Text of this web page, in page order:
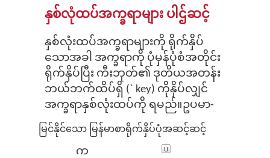
နှစ်လုံထပ်အက္ခရာများ ပါဌ်ဆင့်
နှစ်လုံးထပ်အက္ခရာများကို ရိုက်နှိပ်
သောအခါ အက္ခရာကို ပုံမှန်ပုံစံအတိုင်း
ရိုက်နှိပ်ပြီး ကီးဘုတ်၏ ဒုတိယအတန်း
ဘယ်ဘက်ထိပ်ရှိ (` key) ကိုနှိပ်လျှင်
အက္ခရာနှစ်လုံးထပ်ကို ရမည်။ဥပမာ-
မြင်နိုင်သော မြန်မာစာရိုက်နှိပ်ပုံအဆင့်ဆင့်
က